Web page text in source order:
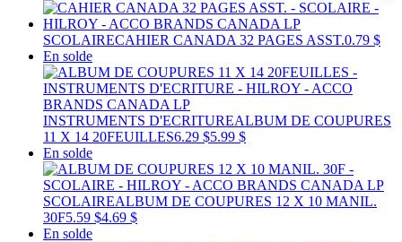
SCOLAIRECAHIER CANADA 32 PAGES ASST.0.79 $
En solde
INSTRUMENTS D'ECRITUREALBUM DE COUPURES
11 X 14 20FEUILLES6.29 $5.99 $
En solde
SCOLAIREALBUM DE COUPURES 12 X 10 MANIL.
30F5.59 $4.69 $
En solde